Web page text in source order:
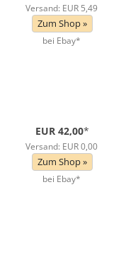
Versand: EUR 5,49
Zum Shop »
bei Ebay*
EUR 42,00*
Versand: EUR 0,00
Zum Shop »
bei Ebay*